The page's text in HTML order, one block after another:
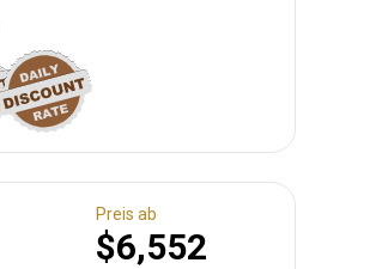
Preis ab
$6,552